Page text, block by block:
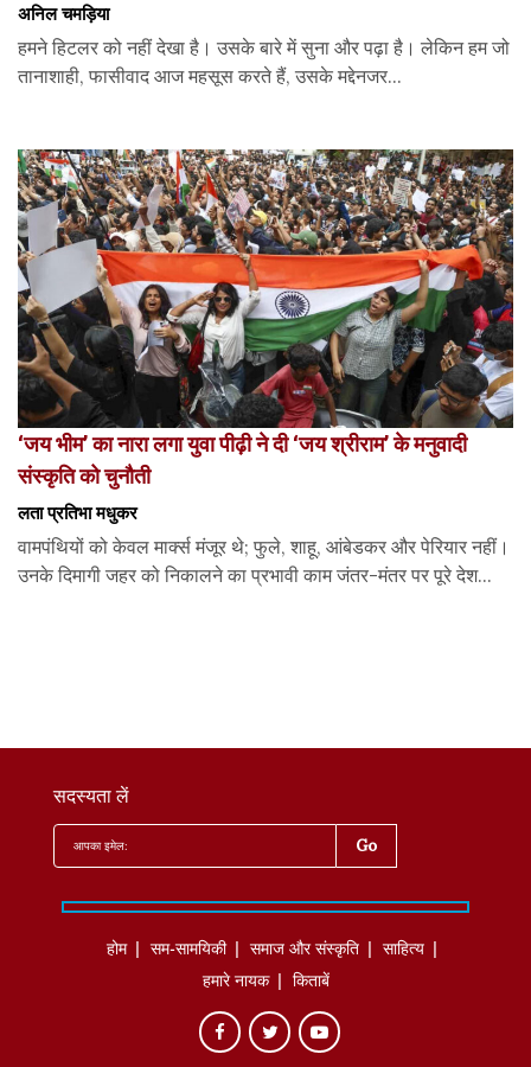
अनिल चमड़िया
हमने हिटलर को नहीं देखा है। उसके बारे में सुना और पढ़ा है। लेकिन हम जो
तानाशाही, फासीवाद आज महसूस करते हैं, उसके मद्देनजर...
‘जय भीम’ का नारा लगा युवा पीढ़ी ने दी ‘जय श्रीराम’ के मनुवादी
संस्कृति को चुनौती
लता प्रतिभा मधुकर
वामपंथियों को केवल मार्क्स मंजूर थे; फुले, शाहू, आंबेडकर और पेरियार नहीं।
उनके दिमागी जहर को निकालने का प्रभावी काम जंतर-मंतर पर पूरे देश...
सदस्यता लें
होम सम-सामयिकी समाज और संस्कृति
साहित्‍य
हमारे नायक
किताबें